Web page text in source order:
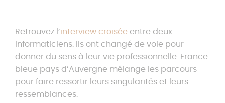
Retrouvez l’interview croisée entre deux
informaticiens. Ils ont changé de voie pour
donner du sens à leur vie professionnelle. France
bleue pays d’Auvergne mélange les parcours
pour faire ressortir leurs singularités et leurs
ressemblances.